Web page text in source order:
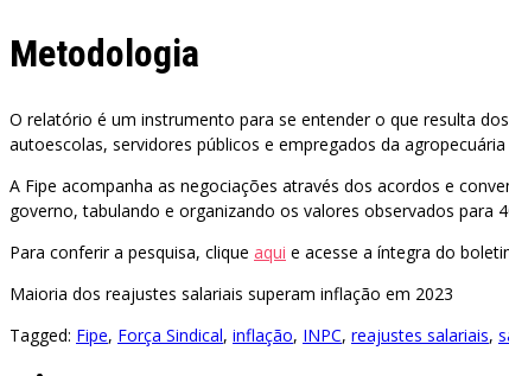
Metodologia
O relatório é um instrumento para se entender o que resulta
autoescolas, servidores públicos e empregados da
A Fipe acompanha as negociações através dos acordos e
governo, tabulando e organizando os valores observados para
Para conferir a pesquisa, clique aqui e acesse a íntegra do
Maioria dos reajustes salariais superam inflação em 2023
Tagged: Fipe, Força Sindical, inflação, INPC, reajustes salariais,